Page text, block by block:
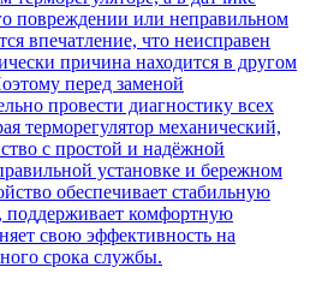
повреждении или неправильном
впечатление, что неисправен
причина находится в другом
перед заменой
провести диагностику всех
терморегулятор механический,
с простой и надёжной
установке и бережном
обеспечивает стабильную
поддерживает комфортную
свою эффективность на
срока службы.